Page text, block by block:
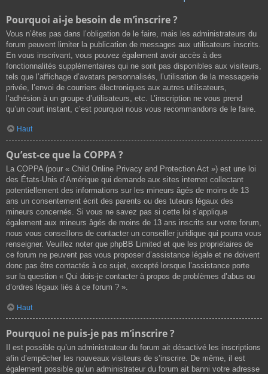
Pourquoi ai-je besoin de m’inscrire ?
Vous n’êtes pas dans l’obligation de le faire, mais les administrateurs du
forum peuvent limiter la publication de messages aux utilisateurs inscrits.
En vous inscrivant, vous pouvez également avoir accès à des
fonctionnalités supplémentaires qui ne sont pas disponibles aux visiteurs,
tels que l’affichage d’avatars personnalisés, l’utilisation de la messagerie
privée, l’envoi de courriers électroniques aux autres utilisateurs,
l’adhésion à un groupe d’utilisateurs, etc. L’inscription ne vous prend
qu’un court instant, c’est pourquoi nous vous recommandons de le faire.
Haut
Qu’est-ce que la COPPA ?
La COPPA (pour « Child Online Privacy and Protection Act ») est une loi
des États-Unis d’Amérique qui demande aux sites internet collectant
potentiellement des informations sur les mineurs âgés de moins de 13
ans un consentement écrit des parents ou des tuteurs légaux des
mineurs concernés. Si vous ne savez pas si cette loi s’applique
également aux mineurs âgés de moins de 13 ans inscrits sur votre forum,
nous vous conseillons de contacter un conseiller juridique qui pourra vous
renseigner. Veuillez noter que phpBB Limited et que les propriétaires de
ce forum ne peuvent pas vous proposer d’assistance légale et ne doivent
donc pas être contactés à ce sujet, excepté lorsque l’assistance porte
sur la question « Qui dois-je contacter à propos de problèmes d’abus ou
d’ordres légaux liés à ce forum ? ».
Haut
Pourquoi ne puis-je pas m’inscrire ?
Il est possible qu’un administrateur du forum ait désactivé les inscriptions
afin d’empêcher les nouveaux visiteurs de s’inscrire. De même, il est
également possible qu’un administrateur du forum ait banni votre adresse